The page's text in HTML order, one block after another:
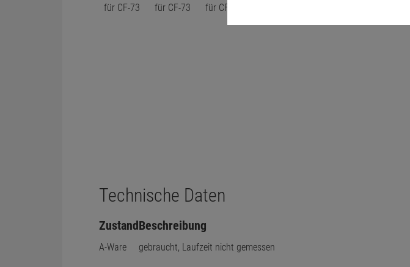
Technische Daten
Zustand
A-Ware
Beschreibung
gebraucht, Laufzeit nicht gemessen